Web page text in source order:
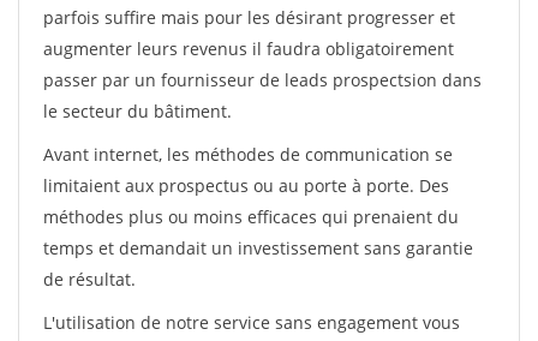
parfois suffire mais pour les désirant progresser et
augmenter leurs revenus il faudra obligatoirement
passer par un fournisseur de leads prospectsion dans
le secteur du bâtiment.
Avant internet, les méthodes de communication se
limitaient aux prospectus ou au porte à porte. Des
méthodes plus ou moins efficaces qui prenaient du
temps et demandait un investissement sans garantie
de résultat.
L'utilisation de notre service sans engagement vous